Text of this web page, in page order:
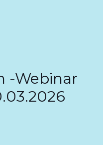
-Webinar